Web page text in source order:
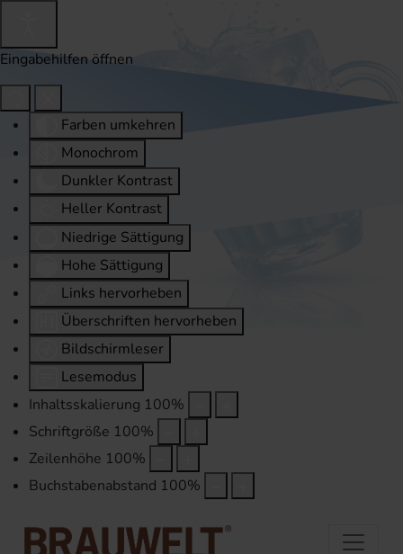
Eingabehilfen öffnen
Farben umkehren
Monochrom
Dunkler Kontrast
Heller Kontrast
Niedrige Sättigung
Hohe Sättigung
Links hervorheben
Überschriften hervorheben
Bildschirmleser
Lesemodus
Inhaltsskalierung 100%
Schriftgröße 100%
Zeilenhöhe 100%
Buchstabenabstand 100%